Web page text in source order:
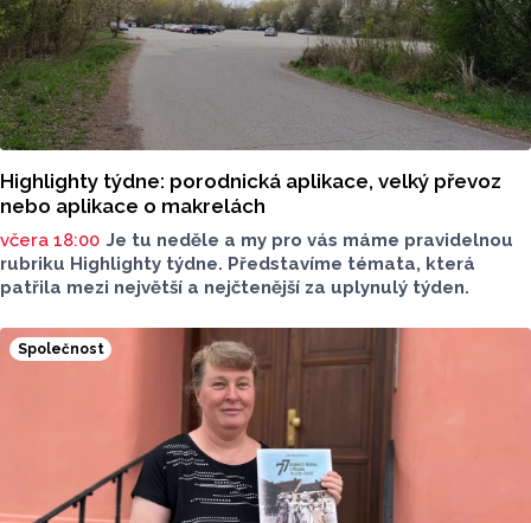
Highlighty týdne: porodnická aplikace, velký převoz
nebo aplikace o makrelách
včera 18:00 Je tu neděle a my pro vás máme pravidelnou
rubriku Highlighty týdne. Představíme témata, která
patřila mezi největší a nejčtenější za uplynulý týden.
Společnost